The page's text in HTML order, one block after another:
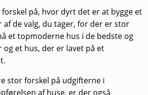
på, hvor dyrt det er at bygge et
de valg, du tager, for der er stor
et topmoderne hus i de bedste og
et hus, der er lavet på et
stor forskel på udgifterne i
af huse, er der også